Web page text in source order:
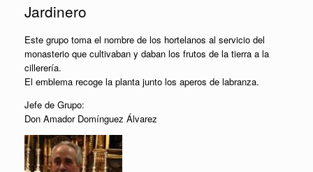
Jardinero
Este grupo toma el nombre de los hortelanos al servicio del
monasterio que cultivaban y daban los frutos de la tierra a la
cillerería.
El emblema recoge la planta junto los aperos de labranza.
Jefe de Grupo:
Don Amador Domínguez Álvarez